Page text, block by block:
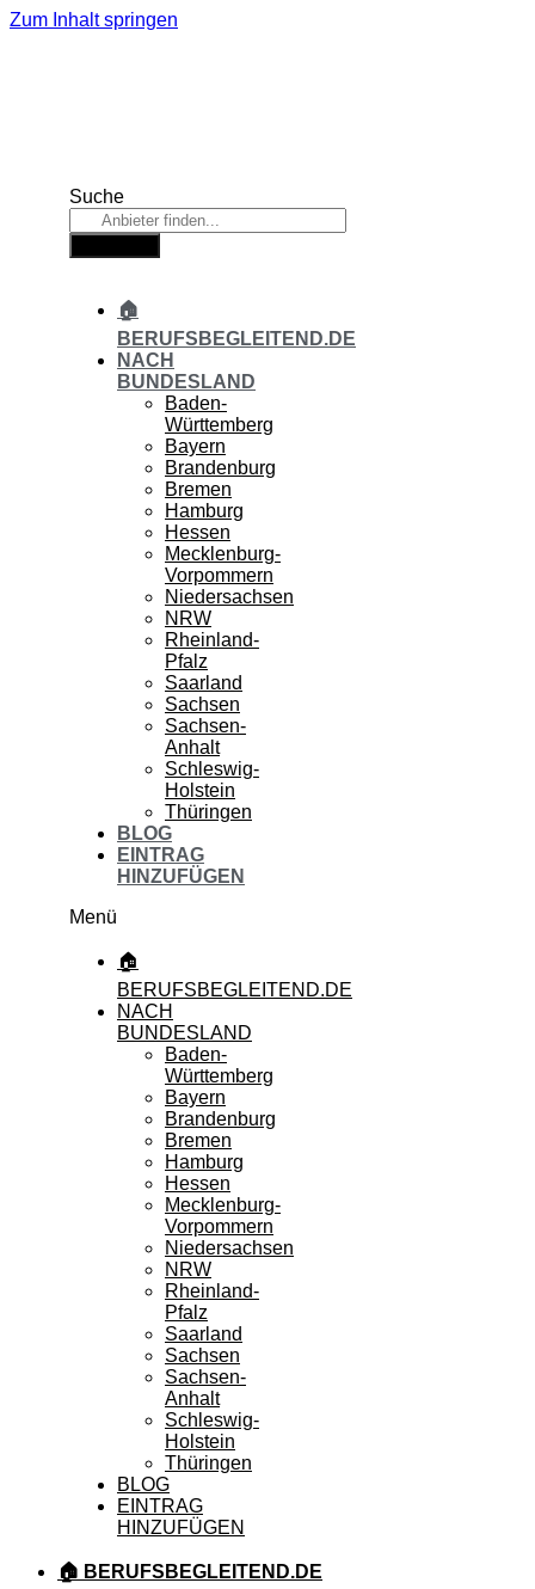
Zum Inhalt springen
Suche
🏠
BERUFSBEGLEITEND.DE
NACH
BUNDESLAND
Baden-
Württemberg
Bayern
Brandenburg
Bremen
Hamburg
Hessen
Mecklenburg-
Vorpommern
Niedersachsen
NRW
Rheinland-
Pfalz
Saarland
Sachsen
Sachsen-
Anhalt
Schleswig-
Holstein
Thüringen
BLOG
EINTRAG
HINZUFÜGEN
Menü
🏠
BERUFSBEGLEITEND.DE
NACH
BUNDESLAND
Baden-
Württemberg
Bayern
Brandenburg
Bremen
Hamburg
Hessen
Mecklenburg-
Vorpommern
Niedersachsen
NRW
Rheinland-
Pfalz
Saarland
Sachsen
Sachsen-
Anhalt
Schleswig-
Holstein
Thüringen
BLOG
EINTRAG
HINZUFÜGEN
🏠 BERUFSBEGLEITEND.DE